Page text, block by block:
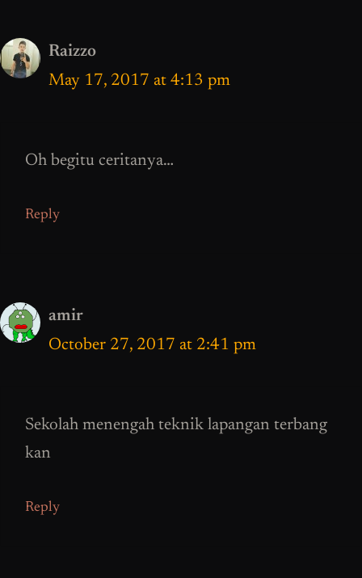
Raizzo
May 17, 2017 at 4:13 pm
Oh begitu ceritanya…
Reply
amir
October 27, 2017 at 2:41 pm
Sekolah menengah teknik lapangan terbang
kan
Reply